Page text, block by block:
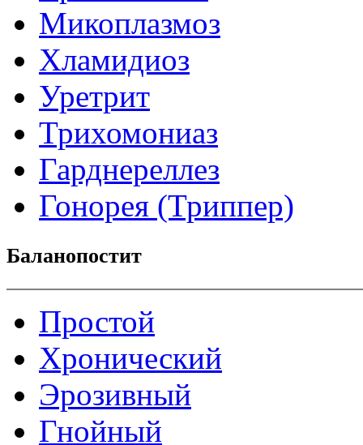
Микоплазмоз
Хламидиоз
Уретрит
Трихомониаз
Гарднереллез
Гонорея (Триппер)
Баланопостит
Простой
Хронический
Эрозивный
Гнойный